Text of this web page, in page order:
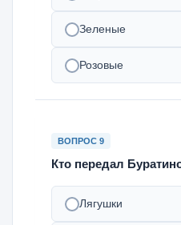
Зеленые
Розовые
ВОПРОС 9
Кто передал
Лягушки